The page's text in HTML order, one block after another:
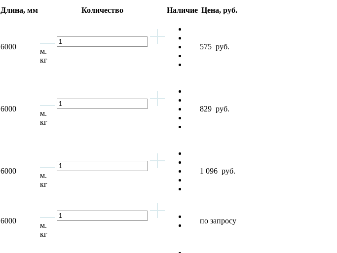
Длина, мм Количество Наличие Цена, руб.
6000
м.
кг
575 руб.
6000
м.
кг
829 руб.
6000
м.
кг
1 096 руб.
6000
м.
кг
по запросу